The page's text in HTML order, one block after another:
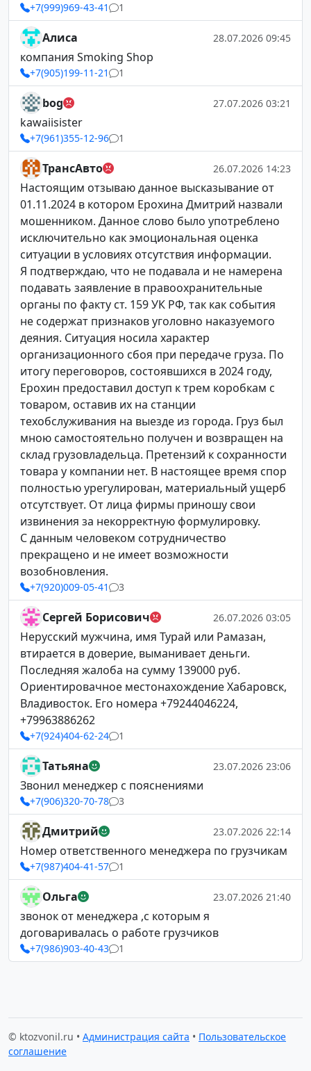
+7(999)969-43-41 1
Алиса 28.07.2026 09:45
компания Smoking Shop
+7(905)199-11-21 1
bog 27.07.2026 03:21
kawaiisister
+7(961)355-12-96 1
ТрансАвто 26.07.2026 14:23
Настоящим отзываю данное высказывание от
01.11.2024 в котором Ерохина Дмитрий назвали
мошенником. Данное слово было употреблено
исключительно как эмоциональная оценка
ситуации в условиях отсутствия информации.
Я подтверждаю, что не подавала и не намерена
подавать заявление в правоохранительные
органы по факту ст. 159 УК РФ, так как события
не содержат признаков уголовно наказуемого
деяния. Ситуация носила характер
организационного сбоя при передаче груза. По
итогу переговоров, состоявшихся в 2024 году,
Ерохин предоставил доступ к трем коробкам с
товаром, оставив их на станции
техобслуживания на выезде из города. Груз был
мною самостоятельно получен и возвращен на
склад грузовладельца. Претензий к сохранности
товара у компании нет. В настоящее время спор
полностью урегулирован, материальный ущерб
отсутствует. От лица фирмы приношу свои
извинения за некорректную формулировку.
С данным человеком сотрудничество
прекращено и не имеет возможности
возобновления.
+7(920)009-05-41 3
Сергей Борисович 26.07.2026 03:05
Нерусский мужчина, имя Турай или Рамазан,
втирается в доверие, выманивает деньги.
Последняя жалоба на сумму 139000 руб.
Ориентировачное местонахождение Хабаровск,
Владивосток. Его номера +79244046224,
+79963886262
+7(924)404-62-24 1
Татьяна 23.07.2026 23:06
Звонил менеджер с пояснениями
+7(906)320-70-78 3
Дмитрий 23.07.2026 22:14
Номер ответственного менеджера по грузчикам
+7(987)404-41-57 1
Ольга 23.07.2026 21:40
звонок от менеджера ,с которым я
договаривалась о работе грузчиков
+7(986)903-40-43 1
© ktozvonil.ru • Администрация сайта • Пользовательское
соглашение